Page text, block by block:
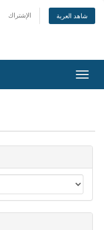
الإشتراك شاهد العربة
تبديل
التنقل